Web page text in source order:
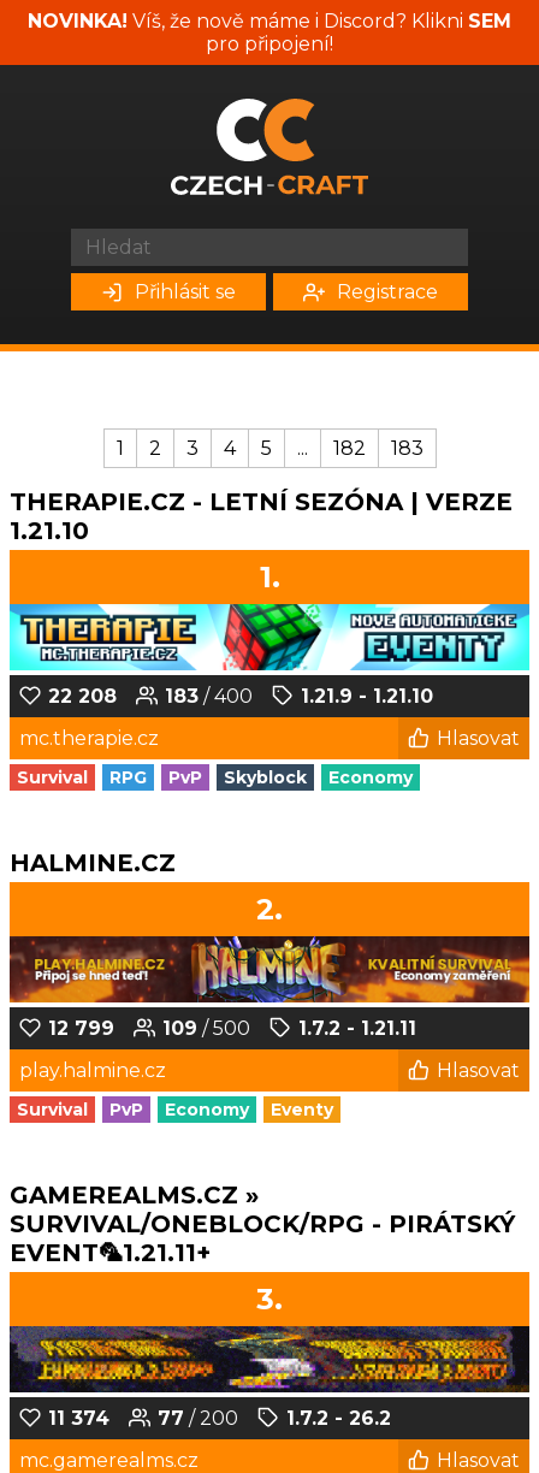
NOVINKA! Víš, že nově máme i Discord? Klikni SEM
pro připojení!
Přihlásit se Registrace
1 2 3 4 5 ... 182 183
THERAPIE.CZ - LETNÍ SEZÓNA | VERZE
1.21.10
1.
22 208 183 / 400
1.21.9 - 1.21.10
mc.therapie.cz
Hlasovat
Survival RPG PvP Skyblock Economy
HALMINE.CZ
2.
12 799 109 / 500
1.7.2 - 1.21.11
play.halmine.cz
Hlasovat
Survival PvP Economy Eventy
GAMEREALMS.CZ »
SURVIVAL/ONEBLOCK/RPG - PIRÁTSKÝ
EVENT🦜1.21.11+
3.
11 374 77 / 200
1.7.2 - 26.2
mc.gamerealms.cz
Hlasovat